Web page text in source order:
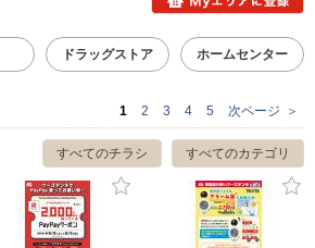
ドラッグストア ホームセンター
1 2 3 4 5 次ページ ＞
すべてのカテゴリ
すべてのチラシ